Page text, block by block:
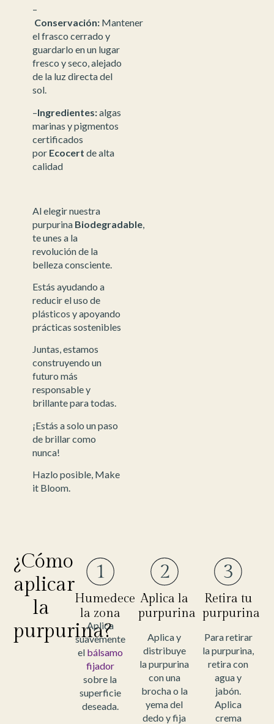
–
Conservación:Mantener
el frasco cerrado y
guardarlo en un lugar
fresco y seco, alejado
de la luz directa del
sol.
–Ingredientes:algas
marinas y pigmentos
certificados
porEcocert de alta
calidad
Al elegir nuestra
purpurina Biodegradable,
te unes a la
revolución de la
belleza consciente.
Estás ayudando a
reducir el uso de
plásticos y apoyando
prácticas sostenibles
Juntas, estamos
construyendo un
futuro más
responsable y
brillante para todas.
¡Estás a solo un paso
de brillar como
nunca!
Hazlo posible, Make
it Bloom.
¿Cómo
aplicar
la
purpurina?
Humedece
la zona
Aplica
suavemente
el bálsamo
fijador
sobre la
superficie
deseada.
Aplica la
purpurina
Aplica y
distribuye
la purpurina
con una
brocha o la
yema del
dedo y fija
Retira tu
purpurina
Para retirar
la purpurina,
retira con
agua y
jabón.
Aplica
crema